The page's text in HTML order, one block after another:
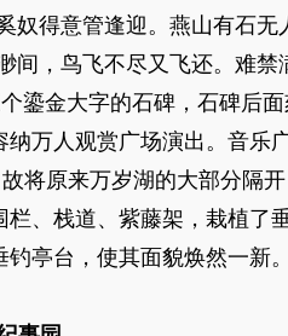
奴得意管逢迎。燕山有石
间，鸟飞不尽又飞还。难
金大字的石碑，石碑后面
万人观赏广场演出。音乐
将原来万岁湖的大部分隔
、栈道、紫藤架，栽植了
亭台，使其面貌焕然一新。